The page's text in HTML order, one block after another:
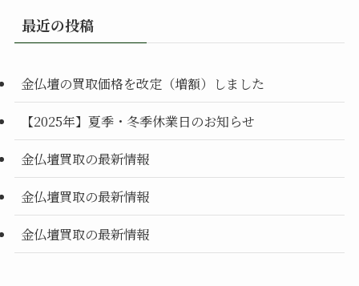
最近の投稿
金仏壇の買取価格を改定（増額）しました
【2025年】夏季・冬季休業日のお知らせ
金仏壇買取の最新情報
金仏壇買取の最新情報
金仏壇買取の最新情報